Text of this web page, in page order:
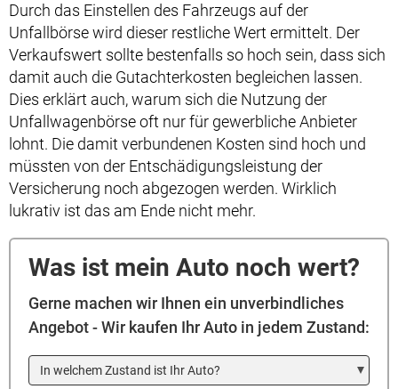
Durch das Einstellen des Fahrzeugs auf der
Unfallbörse wird dieser restliche Wert ermittelt. Der
Verkaufswert sollte bestenfalls so hoch sein, dass sich
damit auch die Gutachterkosten begleichen lassen.
Dies erklärt auch, warum sich die Nutzung der
Unfallwagenbörse oft nur für gewerbliche Anbieter
lohnt. Die damit verbundenen Kosten sind hoch und
müssten von der Entschädigungsleistung der
Versicherung noch abgezogen werden. Wirklich
lukrativ ist das am Ende nicht mehr.
Was ist mein Auto noch wert?
Gerne machen wir Ihnen ein unverbindliches
Angebot - Wir kaufen Ihr Auto in jedem Zustand:
In welchem Zustand ist Ihr Auto?